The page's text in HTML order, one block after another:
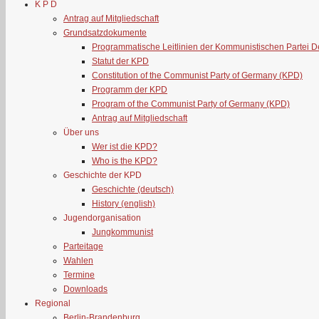
K P D
Antrag auf Mitgliedschaft
Grundsatzdokumente
Programmatische Leitlinien der Kommunistischen Partei
Statut der KPD
Constitution of the Communist Party of Germany (KPD)
Programm der KPD
Program of the Communist Party of Germany (KPD)
Antrag auf Mitgliedschaft
Über uns
Wer ist die KPD?
Who is the KPD?
Geschichte der KPD
Geschichte (deutsch)
History (english)
Jugendorganisation
Jungkommunist
Parteitage
Wahlen
Termine
Downloads
Regional